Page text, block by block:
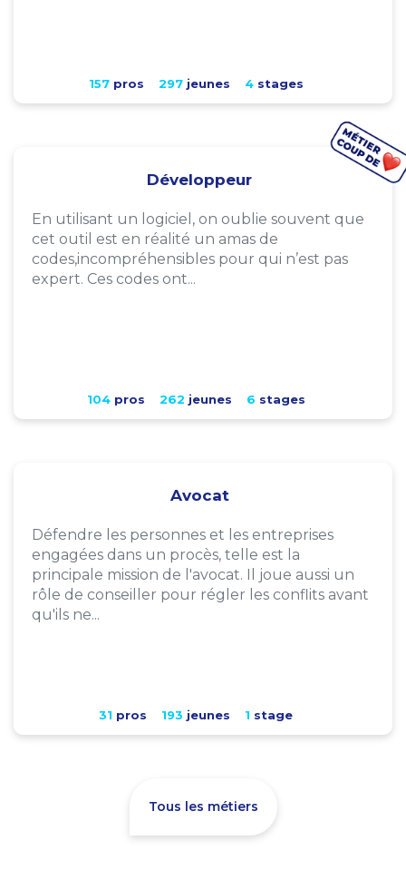
157pros 297jeunes 4stages
Développeur
En utilisant un logiciel, on oublie souvent que
cet outil est en réalité un amas de
codes,incompréhensibles pour qui n’est pas
expert. Ces codes ont...
104pros 262 jeunes 6 stages
Avocat
Défendre les personnes et les entreprises
engagées dans un procès, telle est la
principale mission de l'avocat. Il joue aussi un
rôle de conseiller pour régler les conflits avant
qu'ils ne...
31 pros 193 jeunes 1 stage
Tous les métiers